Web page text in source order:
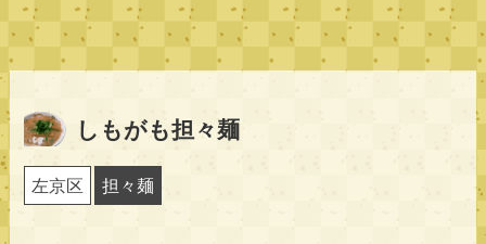
しもがも担々麺
左京区 担々麺